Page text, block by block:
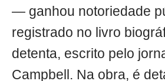
— ganhou notoriedade
registrado no livro
detenta, escrito pelo
Campbell. Na obra, é